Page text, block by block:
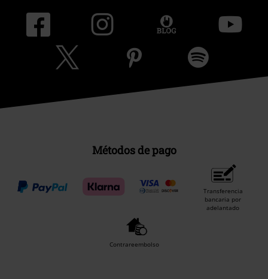
Métodos de pago
Transferencia
bancaria por
adelantado
Contrareembolso